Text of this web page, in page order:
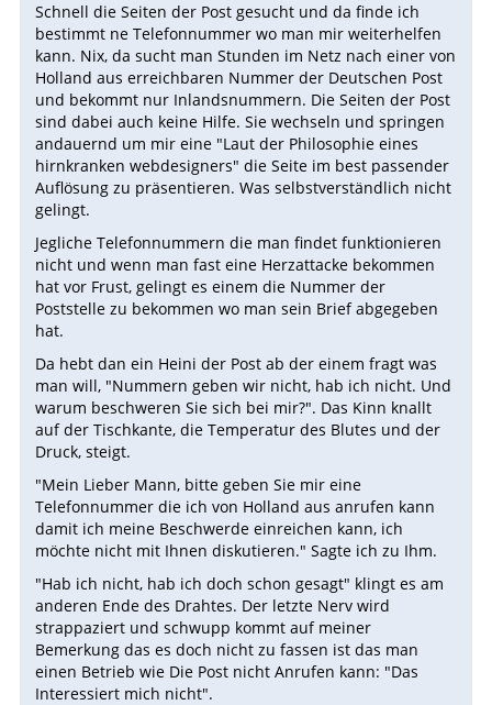
Schnell die Seiten der Post gesucht und da finde ich
bestimmt ne Telefonnummer wo man mir weiterhelfen
kann. Nix, da sucht man Stunden im Netz nach einer von
Holland aus erreichbaren Nummer der Deutschen Post
und bekommt nur Inlandsnummern. Die Seiten der Post
sind dabei auch keine Hilfe. Sie wechseln und springen
andauernd um mir eine "Laut der Philosophie eines
hirnkranken webdesigners" die Seite im best passender
Auflösung zu präsentieren. Was selbstverständlich nicht
gelingt.
Jegliche Telefonnummern die man findet funktionieren
nicht und wenn man fast eine Herzattacke bekommen
hat vor Frust, gelingt es einem die Nummer der
Poststelle zu bekommen wo man sein Brief abgegeben
hat.
Da hebt dan ein Heini der Post ab der einem fragt was
man will, "Nummern geben wir nicht, hab ich nicht. Und
warum beschweren Sie sich bei mir?". Das Kinn knallt
auf der Tischkante, die Temperatur des Blutes und der
Druck, steigt.
"Mein Lieber Mann, bitte geben Sie mir eine
Telefonnummer die ich von Holland aus anrufen kann
damit ich meine Beschwerde einreichen kann, ich
möchte nicht mit Ihnen diskutieren." Sagte ich zu Ihm.
"Hab ich nicht, hab ich doch schon gesagt" klingt es am
anderen Ende des Drahtes. Der letzte Nerv wird
strappaziert und schwupp kommt auf meiner
Bemerkung das es doch nicht zu fassen ist das man
einen Betrieb wie Die Post nicht Anrufen kann: "Das
Interessiert mich nicht".